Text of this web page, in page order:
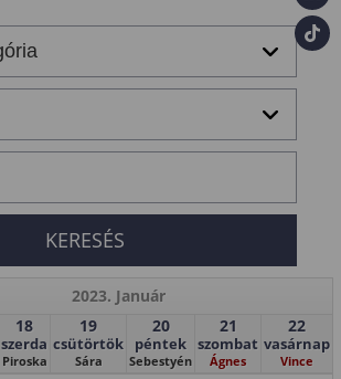
2023. Január
18
szerda
Piroska
19
csütörtök
Sára
20
péntek
Sebestyén
21
szombat
Ágnes
22
vasárnap
Vince